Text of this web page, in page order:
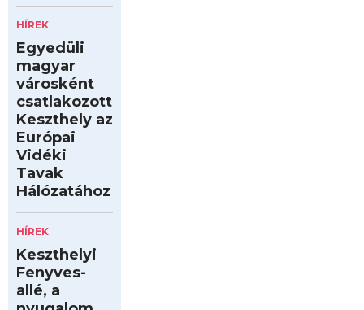
HÍREK
Egyedüli
magyar
városként
csatlakozott
Keszthely az
Európai
Vidéki
Tavak
Hálózatához
HÍREK
Keszthelyi
Fenyves-
allé, a